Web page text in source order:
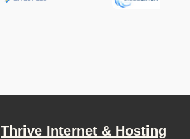
Thrive Internet & Hosting